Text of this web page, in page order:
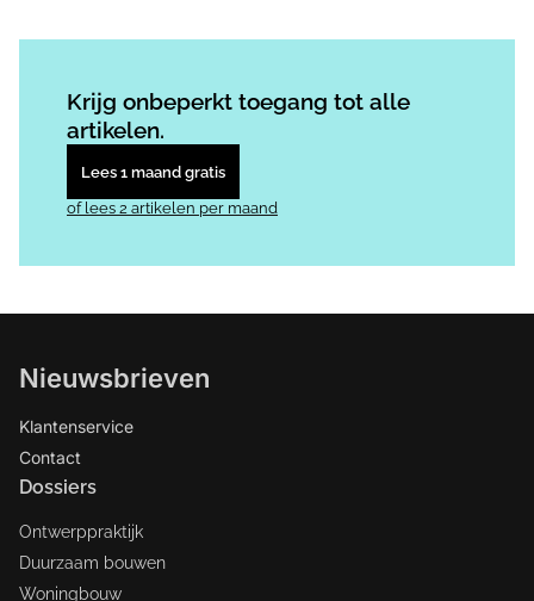
Krijg onbeperkt toegang tot alle
artikelen.
Lees 1 maand gratis
of lees 2 artikelen per maand
Nieuwsbrieven
Klantenservice
Contact
Dossiers
Ontwerppraktijk
Duurzaam bouwen
Woningbouw